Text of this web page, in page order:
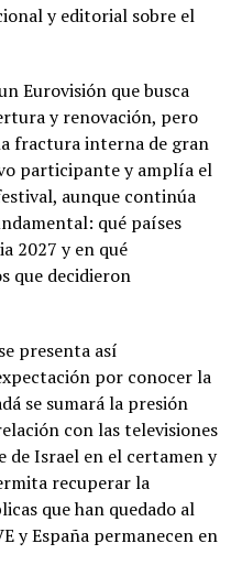
y editorial sobre el
Eurovisión que busca
y renovación, pero
fractura interna de gran
participante y amplía el
aunque continúa
qué países
2027 y en qué
que decidieron
presenta así
por conocer la
se sumará la presión
con las televisiones
de Israel en el certamen y
recuperar la
que han quedado al
y España permanecen en